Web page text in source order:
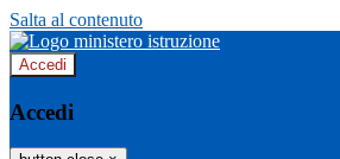
Salta al contenuto
Accedi
Accedi